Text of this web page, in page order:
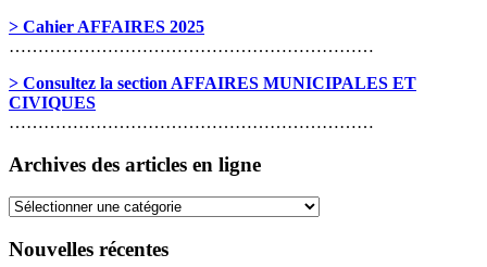
> Cahier AFFAIRES 2025
………………………………………………………
> Consultez la section AFFAIRES MUNICIPALES ET
CIVIQUES
………………………………………………………
Archives des articles en ligne
Archives
articles
Nouvelles récentes